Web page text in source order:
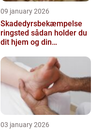
09 january 2026
Skadedyrsbekæmpelse
ringsted sådan holder du
dit hjem og din
gæster
03 january 2026